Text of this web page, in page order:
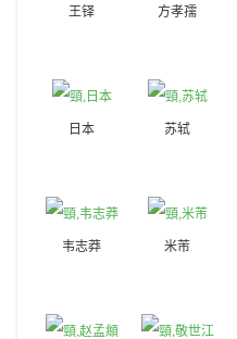
王铎 方孝孺
日本 苏轼
韦志莽 米芾